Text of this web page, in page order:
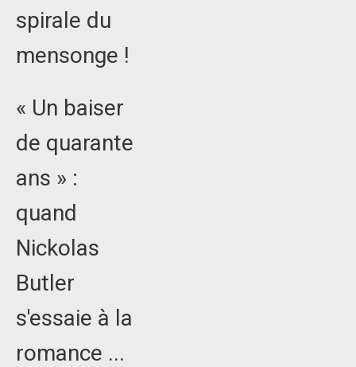
spirale du
mensonge !
« Un baiser
de quarante
ans » :
quand
Nickolas
Butler
s'essaie à la
romance ...